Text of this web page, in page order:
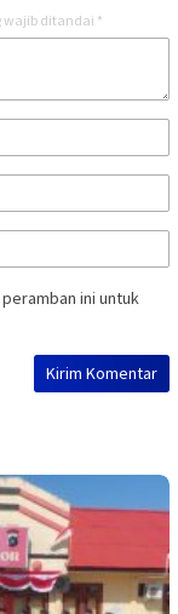
wajib ditandai *
ini untuk